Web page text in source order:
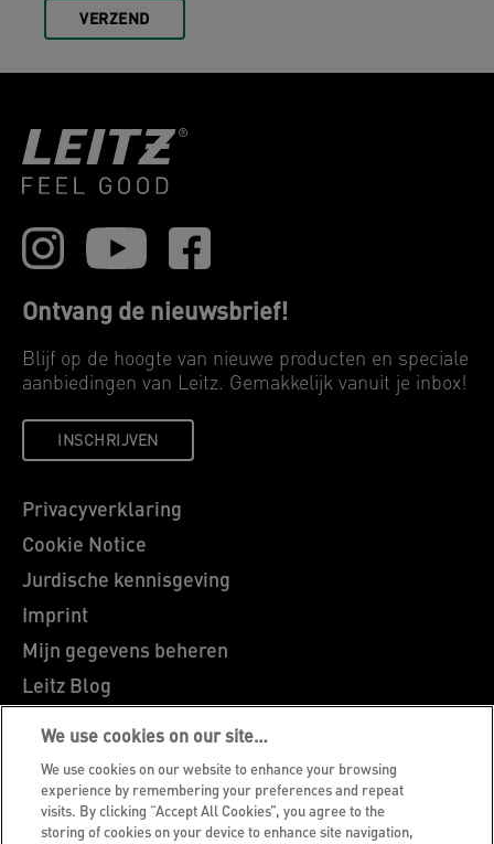
VERZEND
Ontvang de nieuwsbrief!
Blijf op de hoogte van nieuwe producten en speciale
aanbiedingen van Leitz. Gemakkelijk vanuit je inbox!
INSCHRIJVEN
Privacyverklaring
Cookie Notice
Jurdische kennisgeving
Imprint
Mijn gegevens beheren
Leitz Blog
Klantenservice
Richtlijnen bij recycling van verpakkingen
We use cookies on our site…
We use cookies on our website to enhance your browsing
experience by remembering your preferences and repeat
visits. By clicking “Accept All Cookies”, you agree to the
storing of cookies on your device to enhance site navigation,